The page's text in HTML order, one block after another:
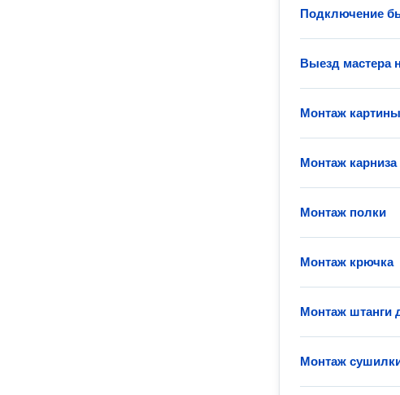
Подключение
Выезд мастера
Монтаж картины
Монтаж карниза
Монтаж полки
Монтаж крючка
Монтаж штанги
Монтаж